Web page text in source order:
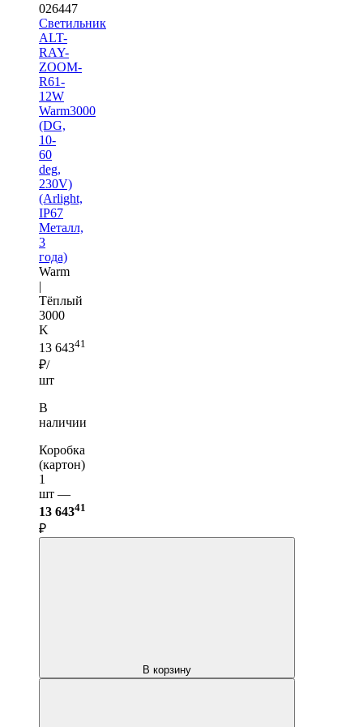
026447
Светильник
ALT-
RAY-
ZOOM-
R61-
12W
Warm3000
(DG,
10-
60
deg,
230V)
(Arlight,
IP67
Металл,
3
года)
Warm
|
Тёплый
3000
K
13 64341
₽/
шт
В
наличии
Коробка
(картон)
1
шт —
13 64341
₽
В корзину